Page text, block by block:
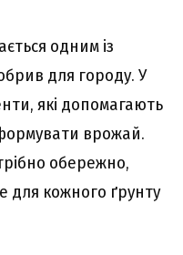
одним із
для городу. У
які допомагають
врожай.
обережно,
для кожного ґрунту